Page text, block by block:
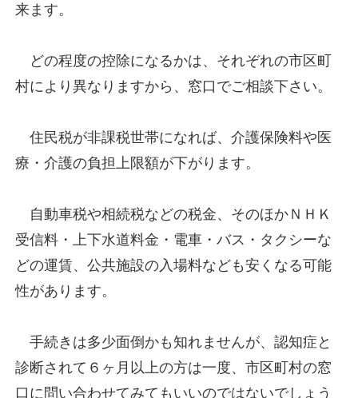
来ます。
どの程度の控除になるかは、それぞれの市区町
村により異なりますから、窓口でご相談下さい。
住民税が非課税世帯になれば、介護保険料や医
療・介護の負担上限額が下がります。
自動車税や相続税などの税金、そのほかＮＨＫ
受信料・上下水道料金・電車・バス・タクシーな
どの運賃、公共施設の入場料なども安くなる可能
性があります。
手続きは多少面倒かも知れませんが、認知症と
診断されて６ヶ月以上の方は一度、市区町村の窓
口に問い合わせてみてもいいのではないでしょう